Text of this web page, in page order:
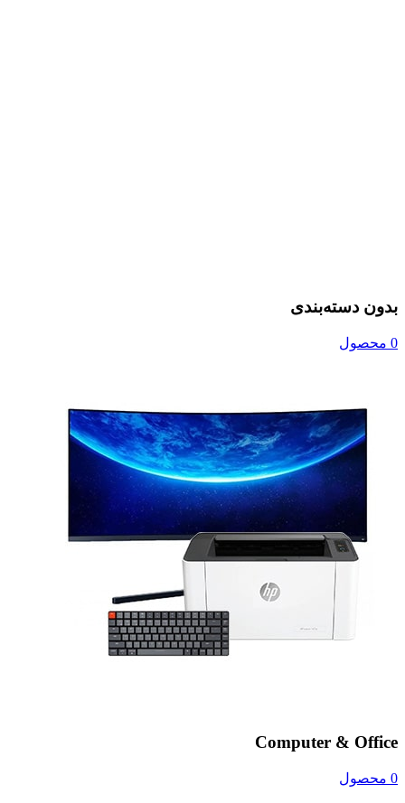
بدون دسته‌بندی
0 محصول
Computer & Office
0 محصول